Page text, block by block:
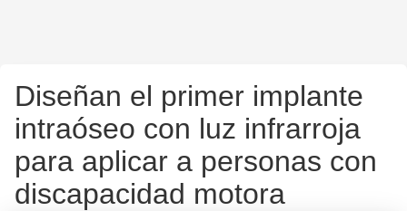
Diseñan el primer implante
intraóseo con luz infrarroja
para aplicar a personas con
discapacidad motora